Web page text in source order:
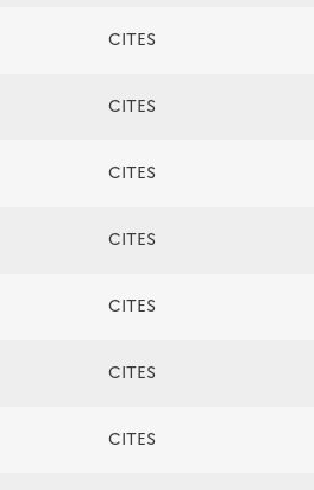
CITES
CITES
CITES
CITES
CITES
CITES
CITES